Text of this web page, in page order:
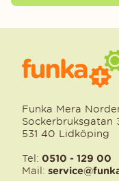
Funka Mera
Sockerbruksgatan
531 40 Lidköping
Tel: 0510 - 129 00
Mail: